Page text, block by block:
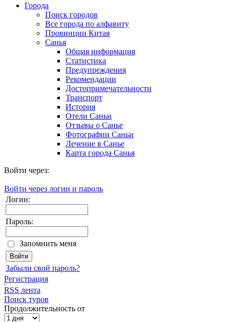
Города
Поиск городов
Все города по алфавиту
Провинции Китая
Санья
Общая информация
Статистика
Предупреждения
Рекомендации
Достопримечательности
Транспорт
История
Отели Саньи
Отзывы о Санье
Фотографии Саньи
Лечение в Санье
Карта города Санья
Войти через:
Войти через логин и пароль
Логин:
Пароль:
Запомнить меня
Забыли свой пароль?
Регистрация
RSS лента
Поиск туров
Продолжительность от